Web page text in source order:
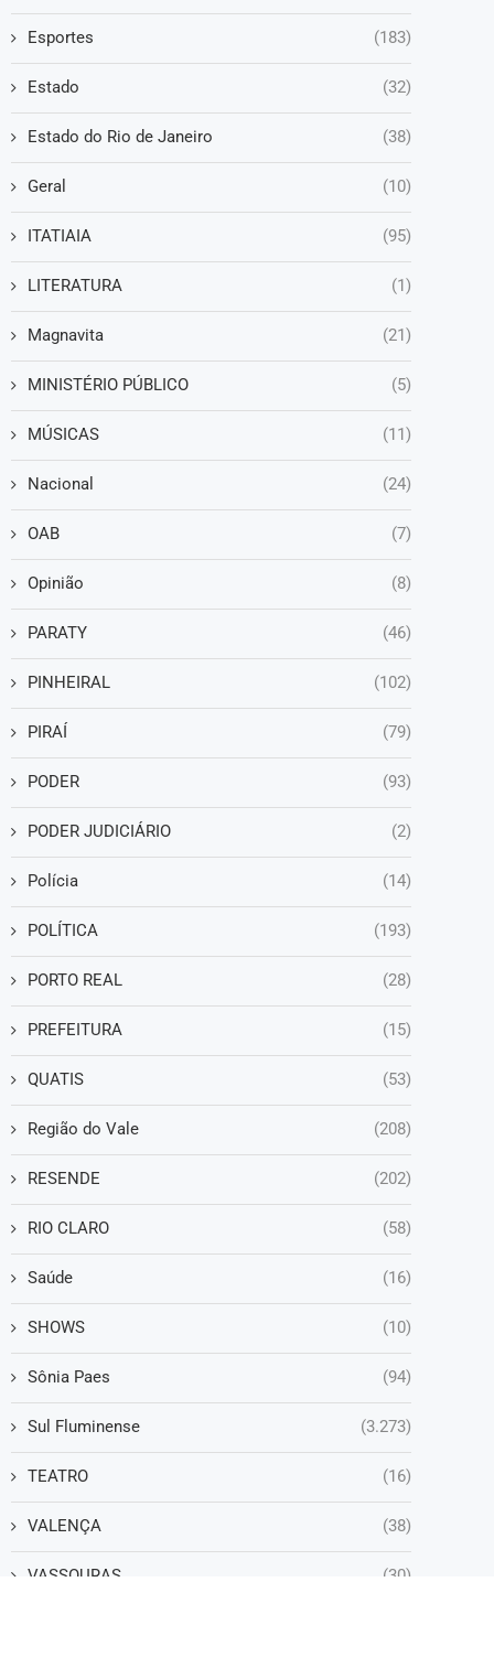
Esportes (183)
Estado (32)
Estado do Rio de Janeiro (38)
Geral (10)
ITATIAIA (95)
LITERATURA (1)
Magnavita (21)
MINISTÉRIO PÚBLICO (5)
MÚSICAS (11)
Nacional (24)
OAB (7)
Opinião (8)
PARATY (46)
PINHEIRAL (102)
PIRAÍ (79)
PODER (93)
PODER JUDICIÁRIO (2)
Polícia (14)
POLÍTICA (193)
PORTO REAL (28)
PREFEITURA (15)
QUATIS (53)
Região do Vale (208)
RESENDE (202)
RIO CLARO (58)
Saúde (16)
SHOWS (10)
Sônia Paes (94)
Sul Fluminense (3.273)
TEATRO (16)
VALENÇA (38)
VASSOURAS (30)